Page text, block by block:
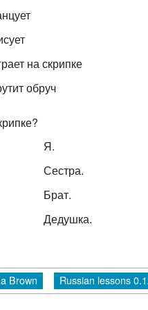
на скрипке
обруч
Я.
Сестра.
Брат.
Дедушка.
Brown Russian lessons